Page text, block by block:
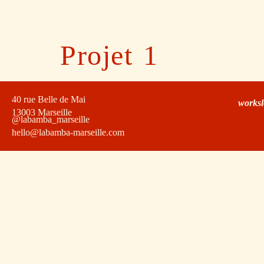
Projet 1
40 rue Belle de Mai
13003 Marseille
@labamba_marseille
hello@labamba-marseille.com
works